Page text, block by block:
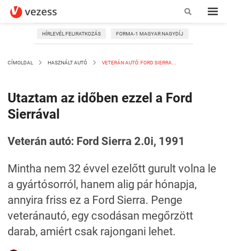
HÍRLEVÉL FELIRATKOZÁS FORMA-1 MAGYAR NAGYDÍJ
CÍMOLDAL HASZNÁLT AUTÓ VETERÁN AUTÓ: FORD SIERRA...
Utaztam az időben ezzel a Ford
Sierrával
Veterán autó: Ford Sierra 2.0i, 1991
Mintha nem 32 évvel ezelőtt gurult volna le
a gyártósorról, hanem alig pár hónapja,
annyira friss ez a Ford Sierra. Penge
veteránautó, egy csodásan megőrzött
darab, amiért csak rajongani lehet.